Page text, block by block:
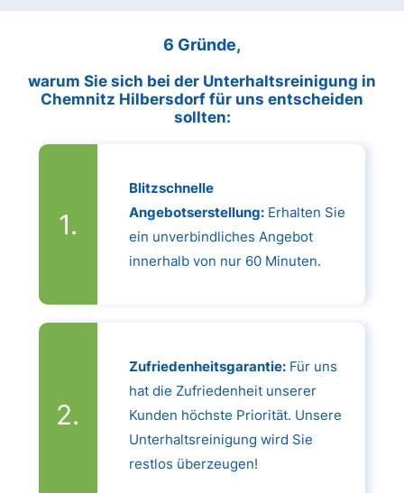
6 Gründe,
warum Sie sich bei der Unterhaltsreinigung in
Chemnitz Hilbersdorf für uns entscheiden
sollten:
Blitzschnelle
Angebotserstellung:Erhalten Sie
ein unverbindliches Angebot
innerhalb von nur 60 Minuten.
Zufriedenheitsgarantie:Für uns
hat die Zufriedenheit unserer
Kunden höchste Priorität. Unsere
Unterhaltsreinigung wird Sie
restlos überzeugen!